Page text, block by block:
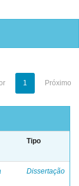
1 Próximo
Tipo
Dissertação